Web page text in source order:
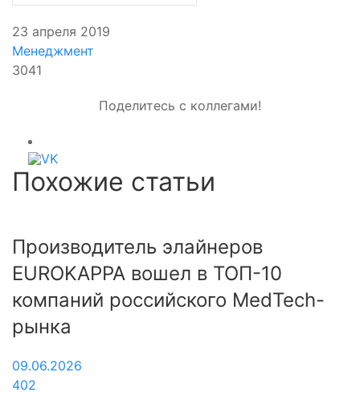
23 апреля 2019
Менеджмент
3041
Поделитесь с коллегами!
Похожие статьи
Производитель элайнеров
EUROKAPPA вошел в ТОП-10
компаний российского MedTech-
рынка
09.06.2026
402